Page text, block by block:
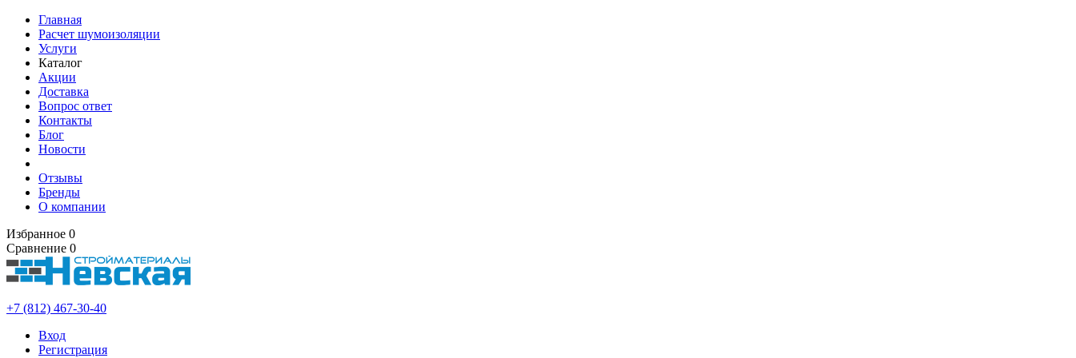
Главная
Расчет шумоизоляции
Услуги
Каталог
Акции
Доставка
Вопрос ответ
Контакты
Блог
Новости
Отзывы
Бренды
О компании
Избранное 0
Сравнение 0
+7 (812) 467-30-40
Вход
Регистрация